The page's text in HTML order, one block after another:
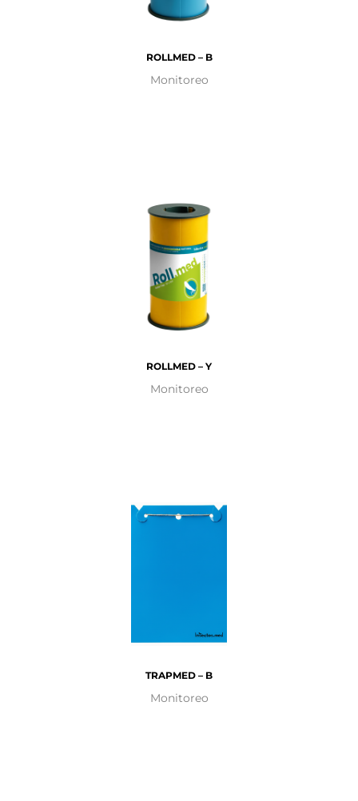
ROLLMED – B
Monitoreo
ROLLMED – Y
Monitoreo
TRAPMED – B
Monitoreo